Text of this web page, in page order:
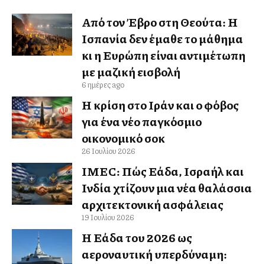
Από τον Έβρο στη Θεούτα: Η
Ισπανία δεν έμαθε το μάθημα
κι η Ευρώπη είναι αντιμέτωπη
με μαζική εισβολή
6 ημέρες ago
Η κρίση στο Ιράν και ο φόβος
για ένα νέο παγκόσμιο
οικονομικό σοκ
26 Ιουλίου 2026
IMEC: Πώς Ελλάδα, Ισραήλ και
Ινδία χτίζουν μια νέα θαλάσσια
αρχιτεκτονική ασφάλειας
19 Ιουλίου 2026
Η Ελλάδα του 2026 ως
αεροναυτική υπερδύναμη: